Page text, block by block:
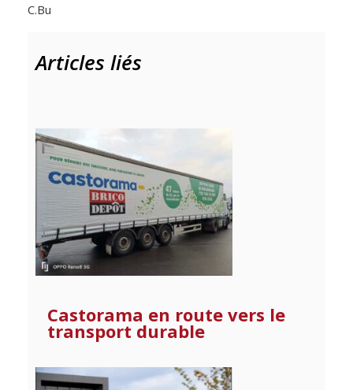
C.Bu
Articles liés
Castorama en route vers le
transport durable